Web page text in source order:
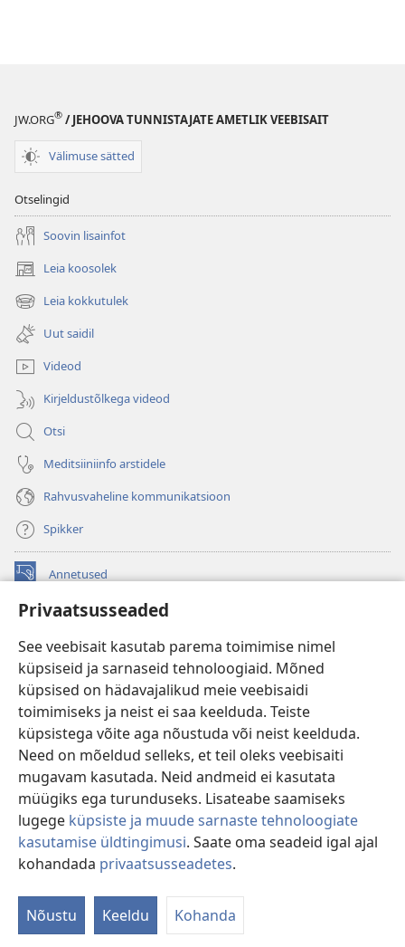
Privaatsusseaded
See veebisait kasutab parema toimimise nimel
küpsiseid ja sarnaseid tehnoloogiaid. Mõned
küpsised on hädavajalikud meie veebisaidi
toimimiseks ja neist ei saa keelduda. Teiste
küpsistega võite aga nõustuda või neist keelduda.
Need on mõeldud selleks, et teil oleks veebisaiti
mugavam kasutada. Neid andmeid ei kasutata
müügiks ega turunduseks. Lisateabe saamiseks
lugege küpsiste ja muude sarnaste tehnoloogiate
kasutamise üldtingimusi. Saate oma seadeid igal ajal
kohandada privaatsusseadetes.
Nõustu Keeldu Kohanda
JW.ORG® / JEHOOVA TUNNISTAJATE AMETLIK VEEBISAIT
Välimuse sätted
Otselingid
Soovin lisainfot
Leia koosolek
(avab
uue
akna)
Leia kokkutulek
(avab
uue
akna)
Uut saidil
Videod
Kirjeldustõlkega videod
Otsi
Meditsiiniinfo arstidele
Rahvusvaheline kommunikatsioon
Spikker
Annetused
(avab
akna)
uue
akna) JW Hub
(avab
uue
akna) JW Library
Watchtower Library
Copyright© 2026 Watch Tower Bible and Tract Society of Pennsylvania.
KASUTUSTINGIMUSED|ANDMEKAITSETINGIMUSED
PRIVAATSUSSEADED